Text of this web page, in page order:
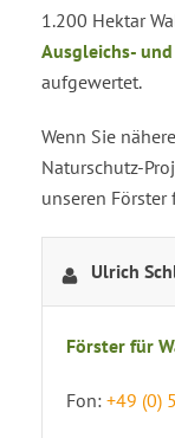
1.200 Hektar
Ausgleichs-
aufgewertet.
Wenn Sie
Naturschutz-
unseren
Ulrich
Förster für
Fon: +49 (0)